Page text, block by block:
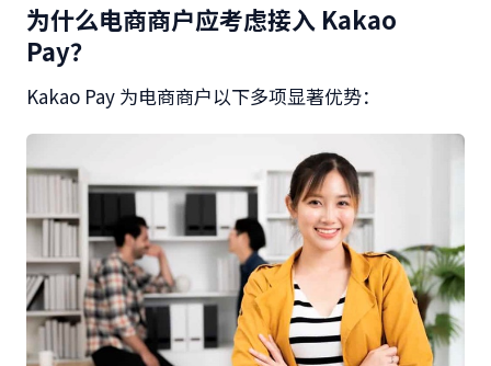
为什么电商商户应考虑接入 Kakao
Pay？
Kakao Pay 为电商商户以下多项显著优势：